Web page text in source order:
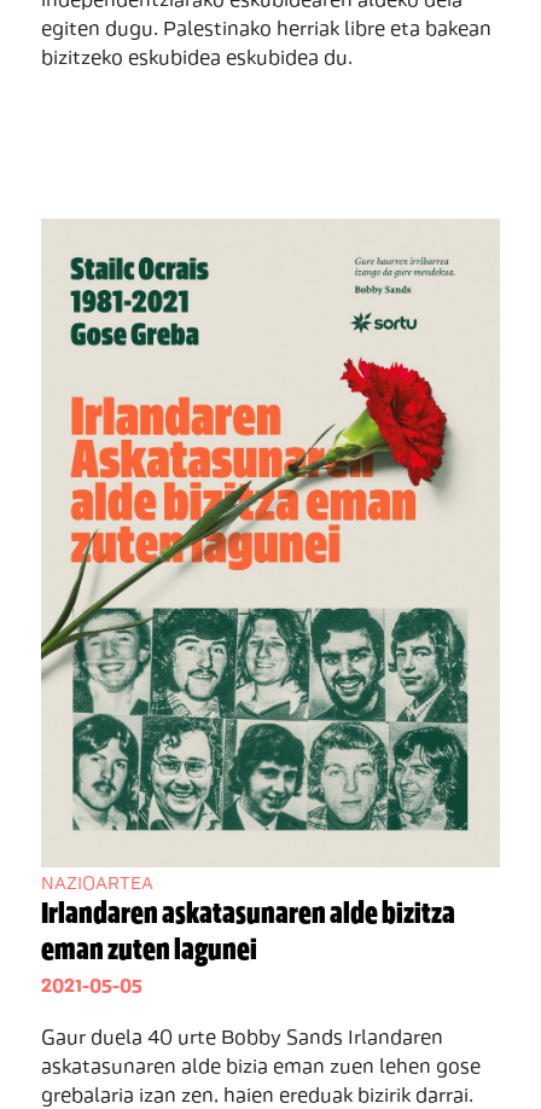
egiten dugu. Palestinako herriak libre eta bakean
bizitzeko eskubidea eskubidea du.
NAZIOARTEA
Irlandaren askatasunaren alde bizitza
eman zuten lagunei
2021-05-05
Gaur duela 40 urte Bobby Sands Irlandaren
askatasunaren alde bizia eman zuen lehen gose
grebalaria izan zen, haien ereduak bizirik darrai.